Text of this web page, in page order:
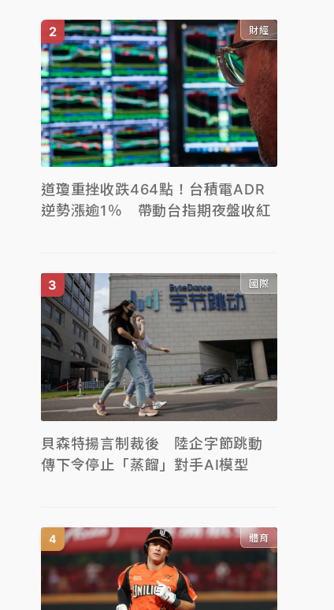
財經
道瓊重挫收跌464點！台積電ADR
逆勢漲逾1％ 帶動台指期夜盤收紅
國際
貝森特揚言制裁後 陸企字節跳動
傳下令停止「蒸餾」對手AI模型
體育